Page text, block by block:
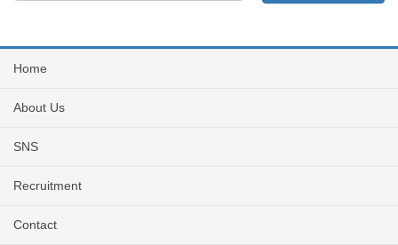
Home
About Us
SNS
Recruitment
Contact